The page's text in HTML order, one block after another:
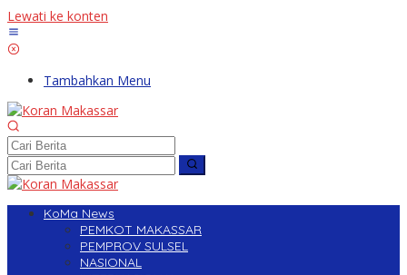
Lewati ke konten
Tambahkan Menu
KoMa News
PEMKOT MAKASSAR
PEMPROV SULSEL
NASIONAL